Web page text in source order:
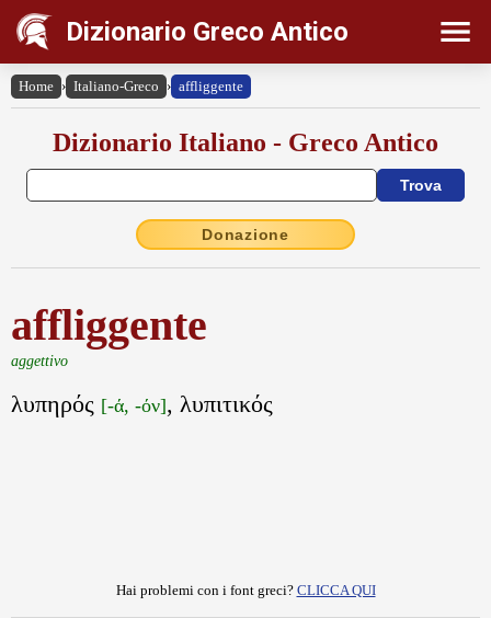
Dizionario Greco Antico
Home › Italiano-Greco › affliggente
Dizionario Italiano - Greco Antico
Donazione
affliggente
aggettivo
λυπηρός [-ά, -όν], λυπιτικός
Hai problemi con i font greci? CLICCA QUI